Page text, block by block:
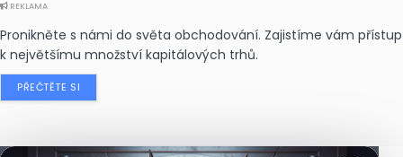
REKLAMA
Pronikněte s námi do světa obchodování. Zajistíme vám přístup
k největšímu množství kapitálových trhů.
PŘEČTĚTE SI